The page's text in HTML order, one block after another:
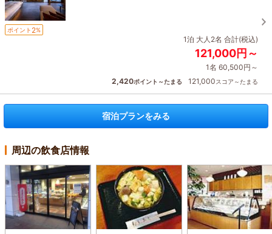
ポイント 2%
1泊 大人2名 合計(税込)
121,000円～
1名 60,500円～
2,420ポイント～たまる 121,000スコア～たまる
宿泊プランをみる
周辺の飲食店情報